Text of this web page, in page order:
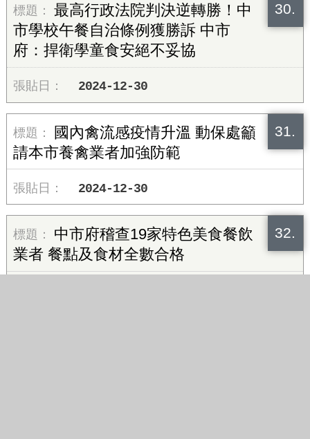
30.
最高行政法院判決逆轉勝！中
市學校午餐自治條例獲勝訴 中市
府：捍衛學童食安絕不妥協
2024-12-30
31.
國內禽流感疫情升溫 動保處籲
請本市養禽業者加強防範
2024-12-30
32.
中市府稽查19家特色美食餐飲
業者 餐點及食材全數合格